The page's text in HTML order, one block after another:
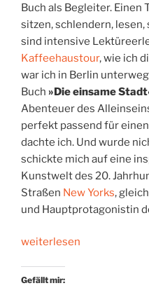
Buch als Begleiter. Einen
sitzen, schlendern, lesen,
sind intensive
Kaffeehaustour, wie ich
war ich in Berlin
Buch »Die einsame
Abenteuer des
perfekt passend für
dachte ich. Und wurde
schickte mich auf eine
Kunstwelt des 20.
Straßen New Yorks,
und Hauptprotagonistin
„Lesend
die
weiterlesen
Gefällt mir: